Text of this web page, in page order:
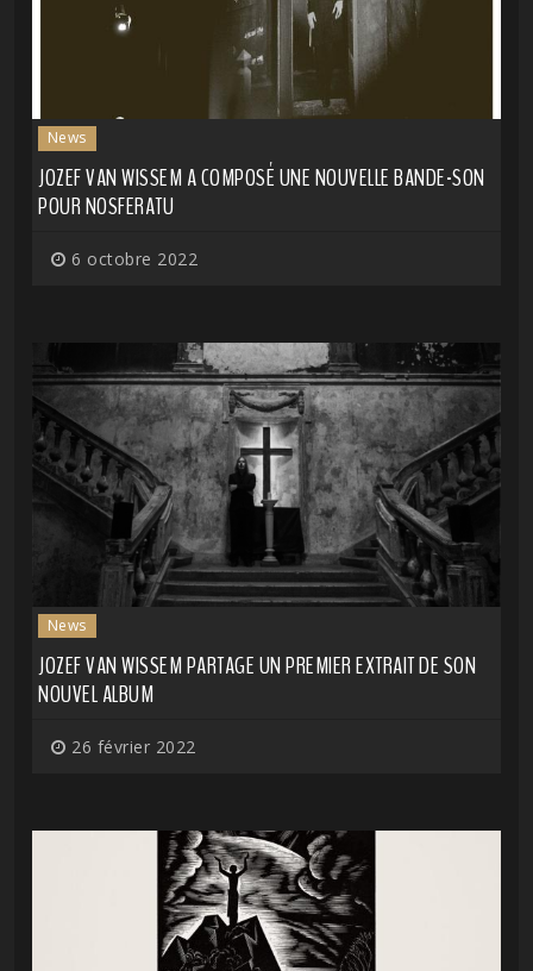
News
JOZEF VAN WISSEM A COMPOSÉ UNE NOUVELLE BANDE-SON
POUR NOSFERATU
6 octobre 2022
News
JOZEF VAN WISSEM PARTAGE UN PREMIER EXTRAIT DE SON
NOUVEL ALBUM
26 février 2022